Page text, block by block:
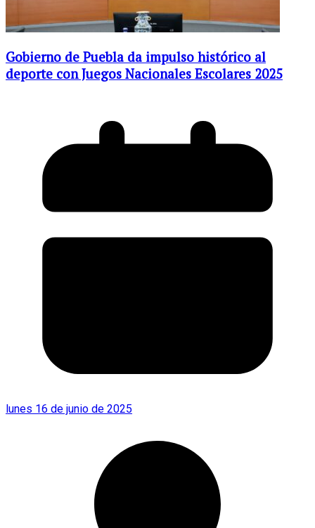
Gobierno de Puebla da impulso histórico al
deporte con Juegos Nacionales Escolares 2025
lunes 16 de junio de 2025